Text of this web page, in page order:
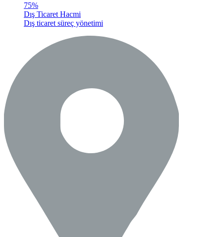
75%
Dış Ticaret Hacmi
Dış ticaret süreç yönetimi